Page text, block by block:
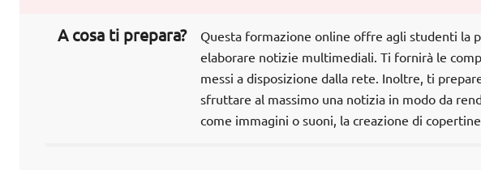
A cosa ti prepara?
Questa formazione online offre agli studenti la
elaborare notizie multimediali. Ti fornirà le
messi a disposizione dalla rete. Inoltre, ti
sfruttare al massimo una notizia in modo da
come immagini o suoni, la creazione di